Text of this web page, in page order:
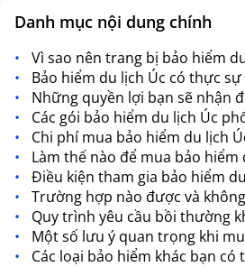
Danh mục nội dung chính
Vì sao nên trang bị bảo hiểm
Bảo hiểm du lịch Úc có thực
Những quyền lợi bạn sẽ nhận
Các gói bảo hiểm du lịch Úc
Chi phí mua bảo hiểm du lịch
Làm thế nào để mua bảo hiểm
Điều kiện tham gia bảo hiểm
Trường hợp nào được và
Quy trình yêu cầu bồi thường
Một số lưu ý quan trọng khi
Các loại bảo hiểm khác bạn có